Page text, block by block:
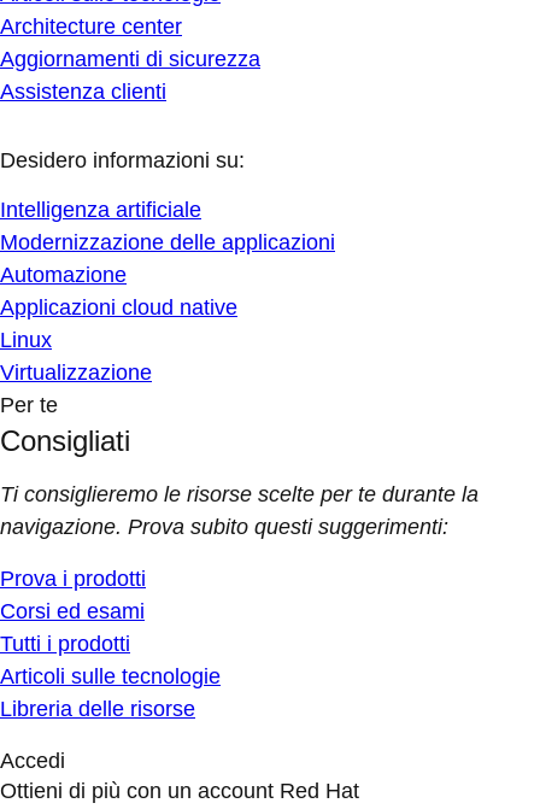
Architecture center
Aggiornamenti di sicurezza
Assistenza clienti
Desidero informazioni su:
Intelligenza artificiale
Modernizzazione delle applicazioni
Automazione
Applicazioni cloud native
Linux
Virtualizzazione
Per te
Consigliati
Ti consiglieremo le risorse scelte per te durante la
navigazione. Prova subito questi suggerimenti:
Prova i prodotti
Corsi ed esami
Tutti i prodotti
Articoli sulle tecnologie
Libreria delle risorse
Accedi
Ottieni di più con un account Red Hat